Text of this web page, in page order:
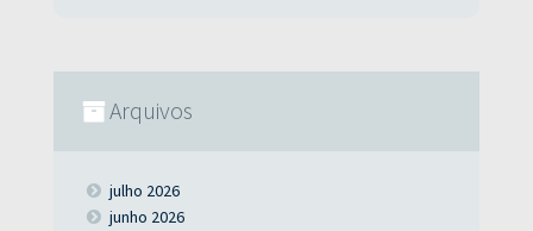
Arquivos
julho 2026
junho 2026